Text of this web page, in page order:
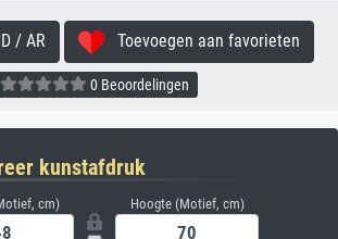
/ AR Toevoegen aan favorieten
0 Beoordelingen
kunstafdruk
cm) Hoogte (Motief, cm)